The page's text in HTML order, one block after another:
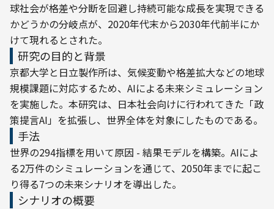
球社会が格差や分断を回避し持続可能な成長を実現できる
かどうかの分岐点が、2020年代末から2030年代前半にか
けて現れるとされた。
研究の目的と背景
京都大学と日立製作所は、気候変動や格差拡大などの地球
規模課題に対応するため、AIによる未来シミュレーション
を実施した。本研究は、日本社会向けに行われてきた「政
策提言AI」を拡張し、世界全体を対象にしたものである。
手法
世界の294指標を用いて原因 - 結果モデルを構築。AIによ
る2万件のシミュレーションを通じて、2050年までに起こ
り得る7つの未来シナリオを導出した。
シナリオの概要